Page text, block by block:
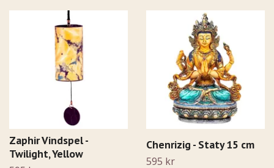
Zaphir Vindspel -
Twilight, Yellow
Chenrizig - Staty 15 cm
595 kr